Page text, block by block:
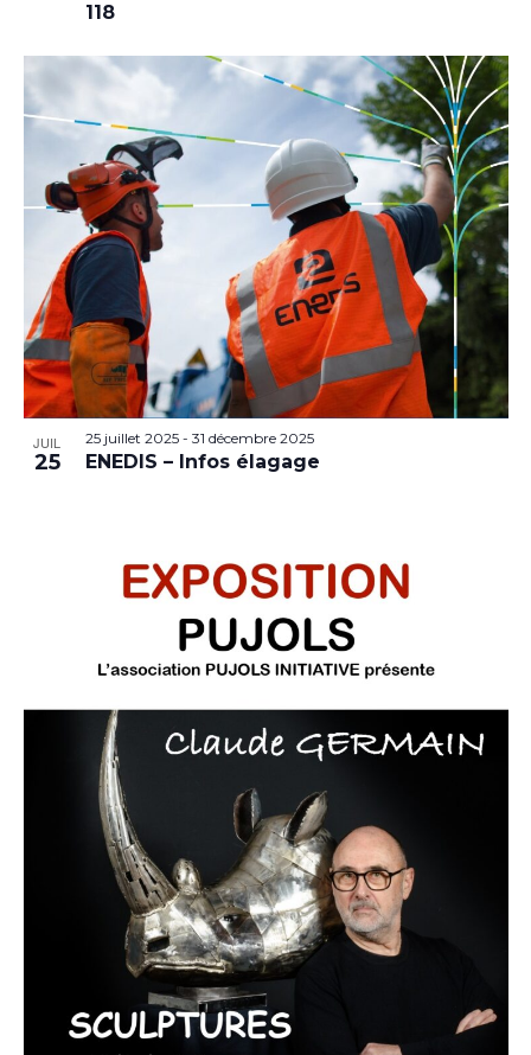
118
JUIL
25
25 juillet 2025- 31 décembre 2025
ENEDIS – Infos élagage